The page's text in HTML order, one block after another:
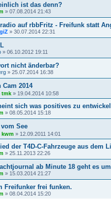
ist das denn?
» 07.08.2014 21:43
auf rbbFritz - Freifunk statt
» 30.07.2014 22:31
» 06.10.2012 19:11
nicht änderbar?
» 25.07.2014 16:38
Cam 2014
tmk » 19.04.2014 10:58
sich was positives zu
» 08.05.2014 15:18
See
kwm » 12.09.2011 14:01
der T4D-C-Fahrzeuge aus dem
» 25.11.2013 22:26
ab Minute 18 geht es
» 15.03.2014 21:27
Freifunker frei funken.
» 08.04.2014 15:20